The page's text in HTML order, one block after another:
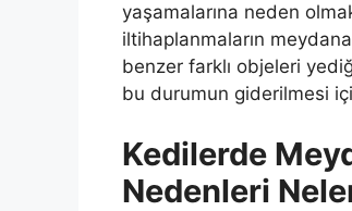
yaşamalarına neden
iltihaplanmaların
benzer farklı objeleri
bu durumun giderilmesi
Kedilerde
Nedenleri